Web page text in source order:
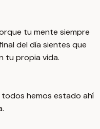
tu mente siempre
del día sientes que
tu propia vida.
hemos estado ahí